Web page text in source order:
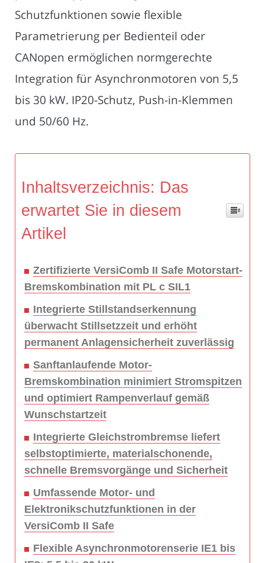
Schutzfunktionen sowie flexible
Parametrierung per Bedienteil oder
CANopen ermöglichen normgerechte
Integration für Asynchronmotoren von 5,5
bis 30 kW. IP20-Schutz, Push-in-Klemmen
und 50/60 Hz.
Inhaltsverzeichnis: Das
erwartet Sie in diesem
Artikel
Zertifizierte VersiComb II Safe Motorstart-
Bremskombination mit PL c SIL1
Integrierte Stillstandserkennung
überwacht Stillsetzzeit und erhöht
permanent Anlagensicherheit zuverlässig
Sanftanlaufende Motor-
Bremskombination minimiert Stromspitzen
und optimiert Rampenverlauf gemäß
Wunschstartzeit
Integrierte Gleichstrombremse liefert
selbstoptimierte, materialschonende,
schnelle Bremsvorgänge und Sicherheit
Umfassende Motor- und
Elektronikschutzfunktionen in der
VersiComb II Safe
Flexible Asynchronmotorenserie IE1 bis